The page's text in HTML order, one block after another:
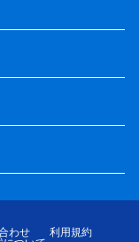
わせ
利用規約